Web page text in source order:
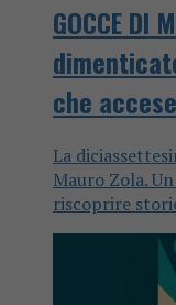
GOCCE DI
che
La
Mauro Zola.
riscoprire